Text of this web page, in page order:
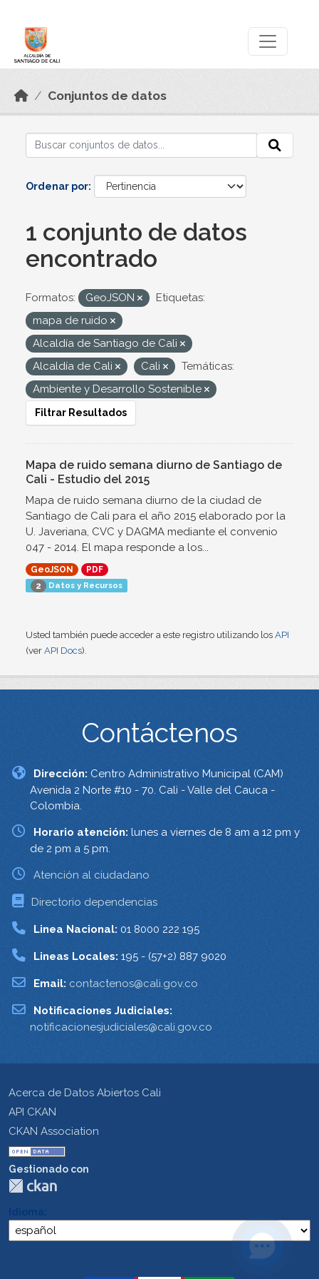
Conjuntos de datos
Ordenar por
1 conjunto de datos
encontrado
Formatos: GeoJSON
Etiquetas:
mapa de ruido
Alcaldía de Santiago de Cali
Alcaldía de Cali
Cali
Temáticas:
Ambiente y Desarrollo Sostenible
Filtrar Resultados
Mapa de ruido semana diurno de Santiago de
Cali - Estudio del 2015
Mapa de ruido semana diurno de la ciudad de
Santiago de Cali para el año 2015 elaborado por la
U. Javeriana, CVC y DAGMA mediante el convenio
047 - 2014. El mapa responde a los...
GeoJSON
PDF
2 Datos y Recursos
Usted también puede acceder a este registro utilizando los API
(ver API Docs).
Contáctenos
Dirección: Centro Administrativo Municipal (CAM)
Avenida 2 Norte #10 - 70. Cali - Valle del Cauca -
Colombia.
Horario atención: lunes a viernes de 8 am a 12 pm y
de 2 pm a 5 pm.
Atención al ciudadano
Directorio dependencias
Linea Nacional: 01 8000 222 195
Lineas Locales: 195 - (57+2) 887 9020
Email: contactenos@cali.gov.co
Notificaciones Judiciales:
notificacionesjudiciales@cali.gov.co
Acerca de Datos Abiertos Cali
API CKAN
CKAN Association
Gestionado con